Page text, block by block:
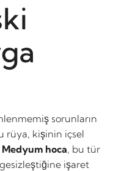
sorunların
rüya, kişinin içsel
Medyum hoca, bu tür
işaret